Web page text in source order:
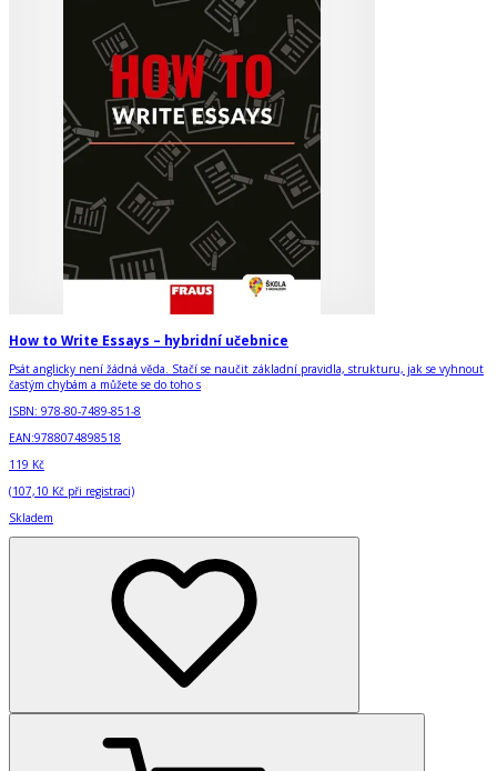
How to Write Essays – hybridní učebnice
Psát anglicky není žádná věda. Stačí se naučit základní pravidla, strukturu, jak se vyhnout
častým chybám a můžete se do toho s
ISBN: 978-80-7489-851-8
EAN:9788074898518
119 Kč
(107,10 Kč při registraci)
Skladem